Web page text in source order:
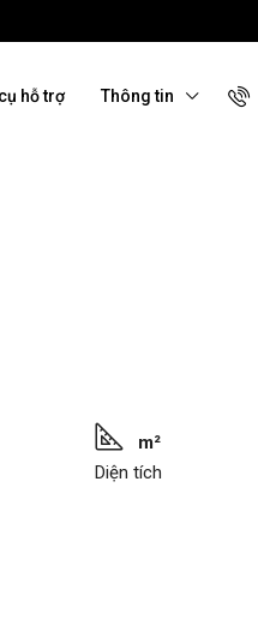
hỗ trợ Thông tin
m²
Diện tích